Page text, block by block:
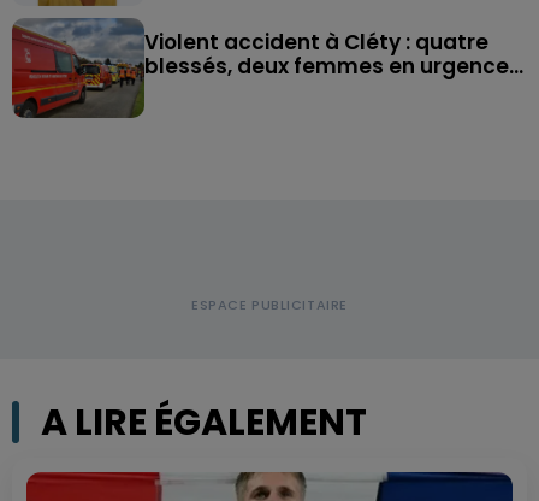
Violent accident à Cléty : quatre
blessés, deux femmes en urgence...
A LIRE ÉGALEMENT